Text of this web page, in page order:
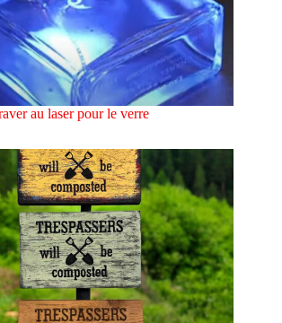
au laser pour le verre